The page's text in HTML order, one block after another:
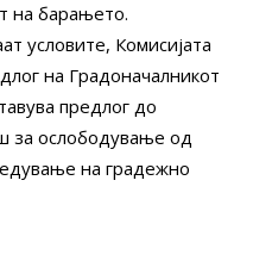
на барањето.
условите, Комисијата
на Градоначалникот
предлог до
за ослободување од
на градежно